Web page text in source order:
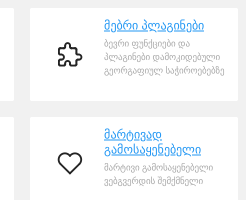
მებრი
პლაგინები
მებრი პლაგინები
ბევრი ფუნქციები და
პლაგინები დამოკიდებული
გეორგაფიულ საჭიროებებზე
მარტივად
გამოსაყენებელი
მარტივად
გამოსაყენებელი
მარტივი გამოსაყენებელი
ვებგვერდის შემქმნელი